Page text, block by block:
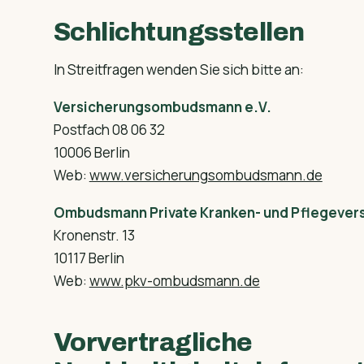
Schlichtungsstellen
In Streitfragen wenden Sie sich bitte an:
Versicherungsombudsmann e.V.
Postfach 08 06 32
10006 Berlin
Web: www.versicherungsombudsmann.de
Ombudsmann Private Kranken- und
Kronenstr. 13
10117 Berlin
Web: www.pkv-ombudsmann.de
Vorvertragliche